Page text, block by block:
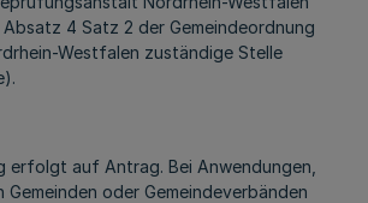
Absatz 4 Satz 2 der Gemeindeordnung
Westfalen zuständige Stelle
erfolgt auf Antrag. Bei Anwendungen,
Gemeinden oder Gemeindeverbänden